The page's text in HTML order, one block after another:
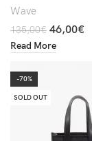
Wave
135,00€ 46,00€
Read More
-70%
SOLD OUT